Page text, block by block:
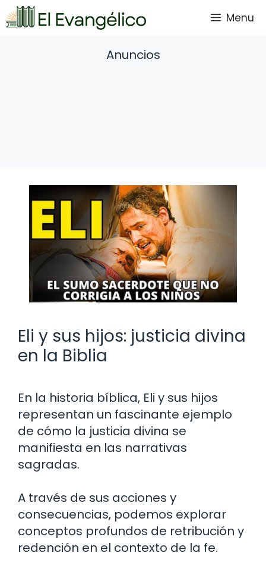
Saltar
al
Menu
Anuncios
Eli y sus hijos: justicia divina
en la Biblia
En la historia bíblica, Eli y sus hijos
representan un fascinante ejemplo
de cómo la justicia divina se
manifiesta en las narrativas
sagradas.
A través de sus acciones y
consecuencias, podemos explorar
conceptos profundos de retribución y
redención en el contexto de la fe.